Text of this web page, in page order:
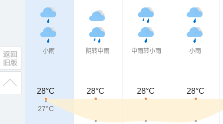
小雨 阴转中雨 中雨转小雨 小雨
28°C
28°C 28°C 28°C 28°C
27°C
27°C